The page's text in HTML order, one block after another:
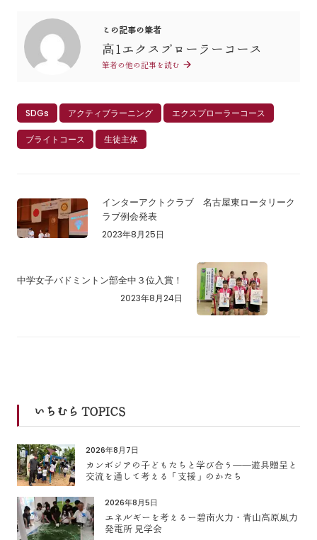
この記事の筆者
高1エクスプローラーコース
筆者の他の記事を読む
SDGs アクティブラーニング エクスプローラーコース
ブライトコース 生徒主体
インターアクトクラブ 名古屋東ロータリーク
ラブ例会発表
2023年8月25日
中学女子バドミントン部全中３位入賞！
2023年8月24日
いちむら TOPICS
2026年8月7日
カンボジアの子どもたちと学び合う――遊具贈呈と
交流を通して考える「支援」のかたち
2026年8月5日
エネルギーを考えるー碧南火力・青山高原風力
発電所 見学会